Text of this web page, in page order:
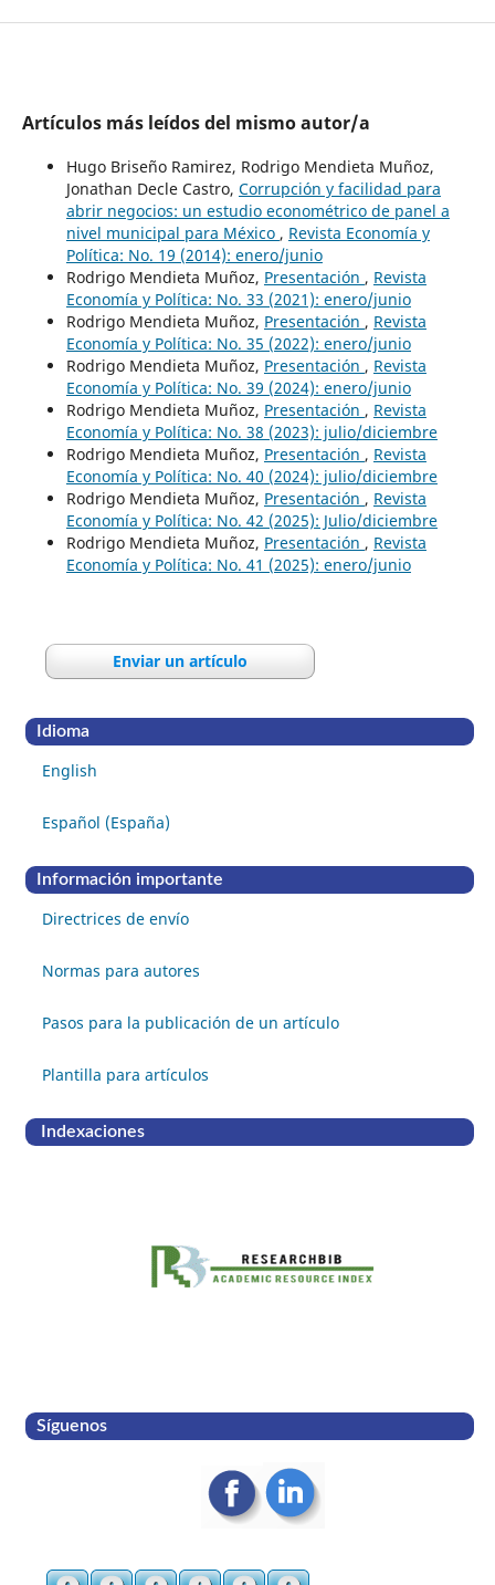
Artículos más leídos del mismo autor/a
Hugo Briseño Ramirez, Rodrigo Mendieta Muñoz,
Jonathan Decle Castro, Corrupción y facilidad para
abrir negocios: un estudio econométrico de panel a
nivel municipal para México , Revista Economía y
Política: No. 19 (2014): enero/junio
Rodrigo Mendieta Muñoz, Presentación , Revista
Economía y Política: No. 33 (2021): enero/junio
Rodrigo Mendieta Muñoz, Presentación , Revista
Economía y Política: No. 35 (2022): enero/junio
Rodrigo Mendieta Muñoz, Presentación , Revista
Economía y Política: No. 39 (2024): enero/junio
Rodrigo Mendieta Muñoz, Presentación , Revista
Economía y Política: No. 38 (2023): julio/diciembre
Rodrigo Mendieta Muñoz, Presentación , Revista
Economía y Política: No. 40 (2024): julio/diciembre
Rodrigo Mendieta Muñoz, Presentación , Revista
Economía y Política: No. 42 (2025): Julio/diciembre
Rodrigo Mendieta Muñoz, Presentación , Revista
Economía y Política: No. 41 (2025): enero/junio
Enviar un artículo
Idioma
English
Español (España)
Información importante
Directrices de envío
Normas para autores
Pasos para la publicación de un artículo
Plantilla para artículos
Indexaciones
Síguenos